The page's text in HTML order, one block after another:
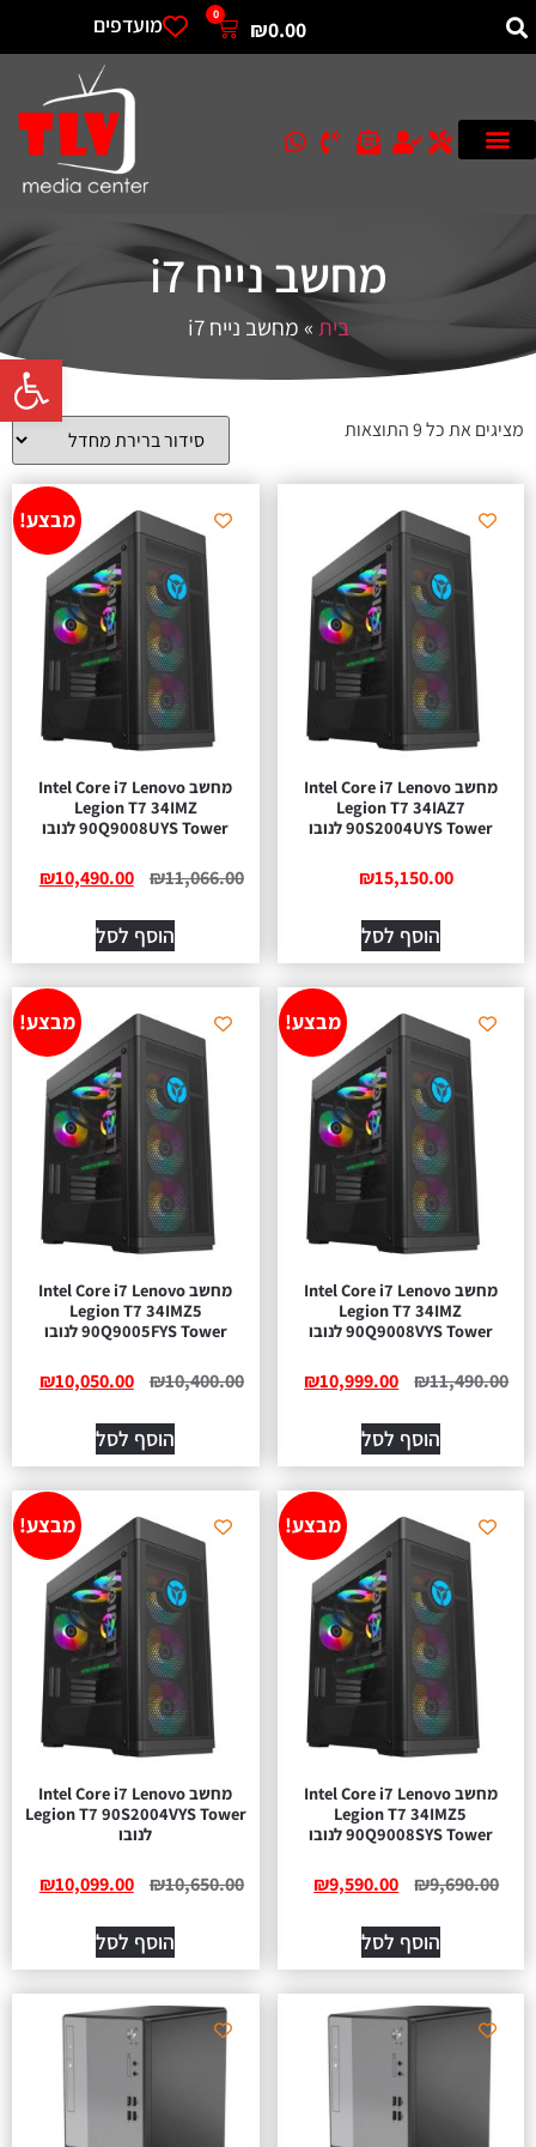
פתח
₪0.00
0 מועדפים
מחשב נייח i7
בית»מחשב נייח i7
מציגים את כל ⁦9⁩ התוצאות
מחשב Intel Core i7 Lenovo
Legion T7 34IAZ7
90S2004UYS Tower לנובו
₪15,150.00
הוסף לסל
מבצע!
מחשב Intel Core i7 Lenovo
Legion T7 34IMZ
90Q9008UYS Tower לנובו
₪11,066.00
₪10,490.00
הוסף לסל
מבצע!
מחשב Intel Core i7 Lenovo
Legion T7 34IMZ
90Q9008VYS Tower לנובו
₪11,490.00
₪10,999.00
הוסף לסל
מבצע!
מחשב Intel Core i7 Lenovo
Legion T7 34IMZ5
90Q9005FYS Tower לנובו
₪10,400.00
₪10,050.00
הוסף לסל
מבצע!
מחשב Intel Core i7 Lenovo
Legion T7 34IMZ5
90Q9008SYS Tower לנובו
₪9,690.00
₪9,590.00
הוסף לסל
מבצע!
מחשב Intel Core i7 Lenovo
Legion T7 90S2004VYS Tower
לנובו
₪10,650.00
₪10,099.00
הוסף לסל